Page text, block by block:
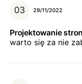
29/11/2022
Projektowanie
warto się za nie